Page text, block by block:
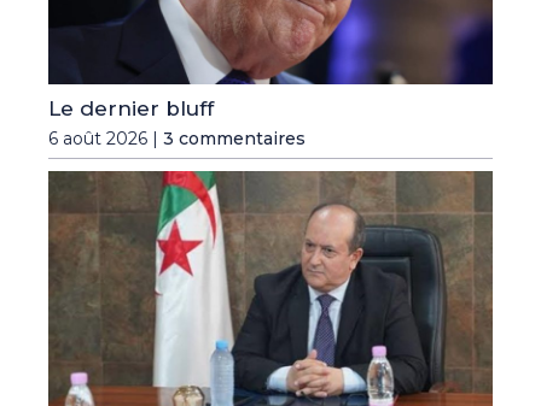
Le dernier bluff
6 août 2026 | 3 commentaires